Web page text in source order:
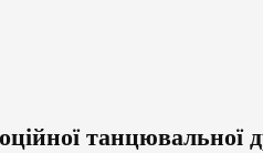
танцювальної